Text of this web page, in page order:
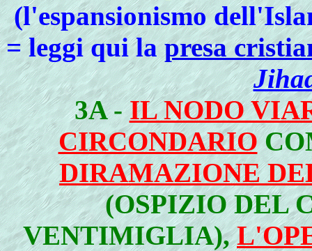
(l'espansionismo
= leggi qui lapresa
3A -IL NODO
CIRCONDARIO
DIRAMAZIONE
(OSPIZIO DEL
VENTIMIGLIA),